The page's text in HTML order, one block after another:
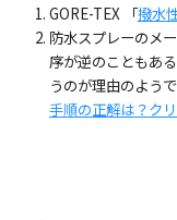
GORE-TEX 「撥水
防水スプレーのメ
序が逆のこともあ
うのが理由のよう
手順の正解は？ク